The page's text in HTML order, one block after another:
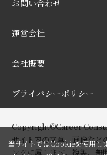
お問い合わせ
運営会社
会社概要
プライバシーポリシー
Copyright©Career
サイト内の文章、画像など
ングに属します。複製、無
当サイトではCookieを使用